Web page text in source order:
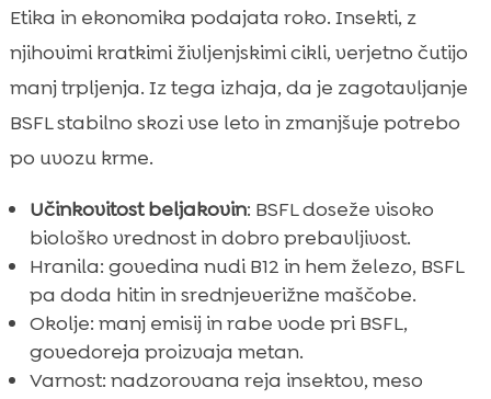
Etika in ekonomika podajata roko. Insekti, z
njihovimi kratkimi življenjskimi cikli, verjetno čutijo
manj trpljenja. Iz tega izhaja, da je zagotavljanje
BSFL stabilno skozi vse leto in zmanjšuje potrebo
po uvozu krme.
Učinkovitost beljakovin: BSFL doseže visoko
biološko vrednost in dobro prebavljivost.
Hranila: govedina nudi B12 in hem železo, BSFL
pa doda hitin in srednjeverižne maščobe.
Okolje: manj emisij in rabe vode pri BSFL,
govedoreja proizvaja metan.
Varnost: nadzorovana reja insektov, meso